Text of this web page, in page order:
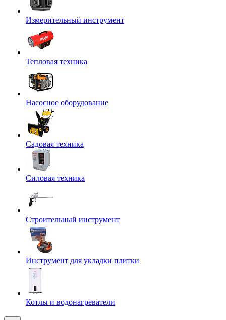
Измерительный инструмент
Тепловая техника
Насосное оборудование
Садовая техника
Силовая техника
Строительный инструмент
Инструмент для укладки плитки
Котлы и водонагреватели